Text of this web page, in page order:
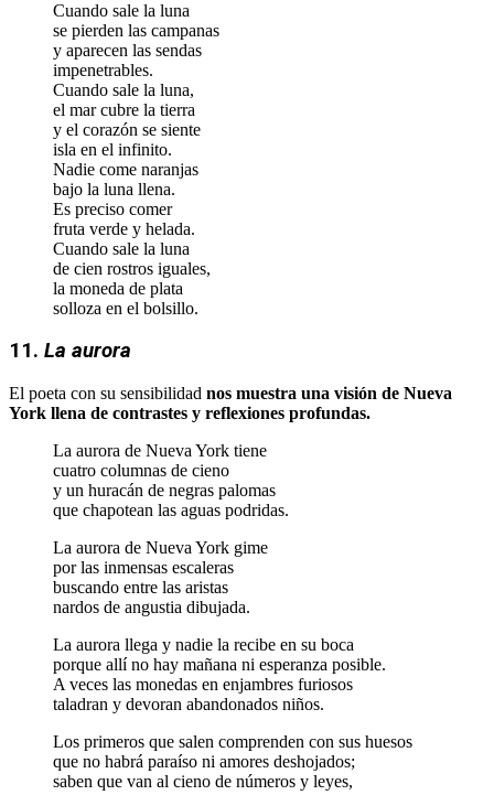
Cuando sale la luna
se pierden las campanas
y aparecen las sendas
impenetrables.
Cuando sale la luna,
el mar cubre la tierra
y el corazón se siente
isla en el infinito.
Nadie come naranjas
bajo la luna llena.
Es preciso comer
fruta verde y helada.
Cuando sale la luna
de cien rostros iguales,
la moneda de plata
solloza en el bolsillo.
11. La aurora
El poeta con su sensibilidad nos muestra una visión de Nueva
York llena de contrastes y reflexiones profundas.
La aurora de Nueva York tiene
cuatro columnas de cieno
y un huracán de negras palomas
que chapotean las aguas podridas.
La aurora de Nueva York gime
por las inmensas escaleras
buscando entre las aristas
nardos de angustia dibujada.
La aurora llega y nadie la recibe en su boca
porque allí no hay mañana ni esperanza posible.
A veces las monedas en enjambres furiosos
taladran y devoran abandonados niños.
Los primeros que salen comprenden con sus huesos
que no habrá paraíso ni amores deshojados;
saben que van al cieno de números y leyes,